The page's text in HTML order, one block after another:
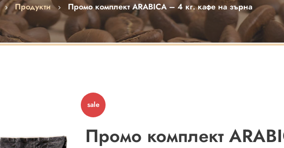
Продукти Промо комплект ARABICA – 4 кг. кафе на зърна
sale
Промо комплект